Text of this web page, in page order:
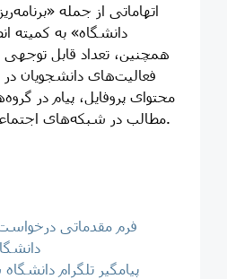
اتهاماتی از جمله
دانشگاه» به کمیته
همچنین، تعداد قابل توجهی
فعالیت‌های دانشجویان
محتوای پروفایل، پیام در
مطالب در شبکه‌های اجتماعی تشکیل شده است.
فرم مقدماتی
پیامگیر تلگرام